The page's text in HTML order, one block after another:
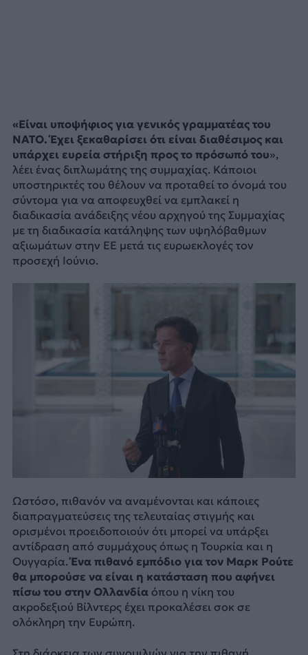
«Είναι υποψήφιος για γενικός γραμματέας του
ΝΑΤΟ. Έχει ξεκαθαρίσει ότι είναι διαθέσιμος και
υπάρχει ευρεία στήριξη προς το πρόσωπό του»,
λέει ένας διπλωμάτης της συμμαχίας. Κάποιοι
υποστηρικτές του θέλουν να προταθεί το όνομά του
σύντομα για να αποφευχθεί να εμπλακεί η
διαδικασία ανάδειξης νέου αρχηγού της Συμμαχίας
με τη διαδικασία κατάληψης των υψηλόβαθμων
αξιωμάτων στην ΕΕ μετά τις ευρωεκλογές τον
προσεχή Ιούνιο.
Ωστόσο, πιθανόν να αναμένονται και κάποιες
διαπραγματεύσεις της τελευταίας στιγμής και
ορισμένοι προειδοποιούν ότι μπορεί να υπάρξει
αντίδραση από συμμάχους όπως η Τουρκία και η
Ουγγαρία.Ένα πιθανό εμπόδιο για τον Μαρκ Ρούτε
θα μπορούσε να είναι η κατάσταση που αφήνει
πίσω του στην Ολλανδίαόπου η νίκη του
ακροδεξιού Βίλντερς έχει προκαλέσει σοκ σε
ολόκληρη την Ευρώπη.